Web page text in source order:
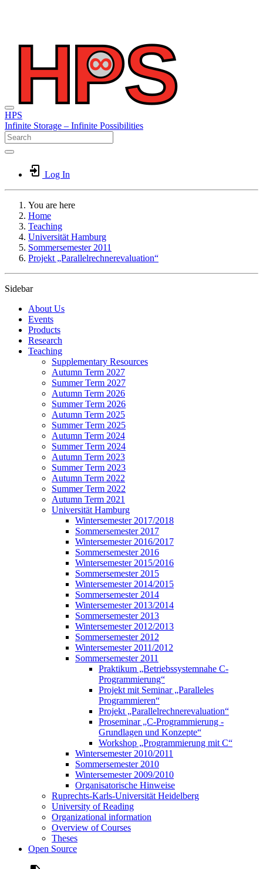
HPS
Infinite Storage – Infinite Possibilities
Log In
You are here
Home
Teaching
Universität Hamburg
Sommersemester 2011
Projekt „Parallelrechnerevaluation“
Sidebar
About Us
Events
Products
Research
Teaching
Supplementary Resources
Autumn Term 2027
Summer Term 2027
Autumn Term 2026
Summer Term 2026
Autumn Term 2025
Summer Term 2025
Autumn Term 2024
Summer Term 2024
Autumn Term 2023
Summer Term 2023
Autumn Term 2022
Summer Term 2022
Autumn Term 2021
Universität Hamburg
Wintersemester 2017/2018
Sommersemester 2017
Wintersemester 2016/2017
Sommersemester 2016
Wintersemester 2015/2016
Sommersemester 2015
Wintersemester 2014/2015
Sommersemester 2014
Wintersemester 2013/2014
Sommersemester 2013
Wintersemester 2012/2013
Sommersemester 2012
Wintersemester 2011/2012
Sommersemester 2011
Praktikum „Betriebssystemnahe C-
Programmierung“
Projekt mit Seminar „Paralleles
Programmieren“
Projekt „Parallelrechnerevaluation“
Proseminar „C-Programmierung -
Grundlagen und Konzepte“
Workshop „Programmierung mit C“
Wintersemester 2010/2011
Sommersemester 2010
Wintersemester 2009/2010
Organisatorische Hinweise
Ruprechts-Karls-Universität Heidelberg
University of Reading
Organizational information
Overview of Courses
Theses
Open Source